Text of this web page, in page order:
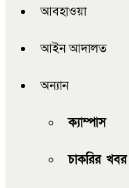
আবহাওয়া
আইন আদালত
অন্যান
ক্যাম্পাস
চাকরির খবর